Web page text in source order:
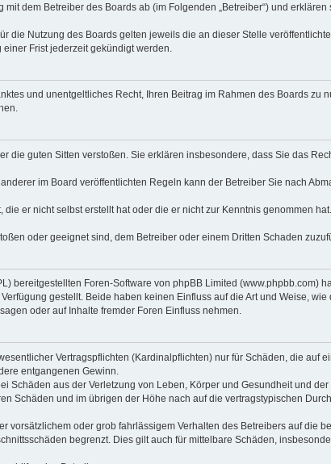
dem Betreiber des Boards ab (im Folgenden „Betreiber“) und erklären
die Nutzung des Boards gelten jeweils die an dieser Stelle
Frist jederzeit gekündigt werden.
und unentgeltliches Recht, Ihren Beitrag im Rahmen des Boards zu
guten Sitten verstoßen. Sie erklären insbesondere, dass Sie das
im Board veröffentlichten Regeln kann der Betreiber Sie nach
er nicht selbst erstellt hat oder die er nicht zur Kenntnis genommen
oder geeignet sind, dem Betreiber oder einem Dritten Schaden
bereitgestellten Foren-Software von phpBB Limited (www.phpbb.com)
gestellt. Beide haben keinen Einfluss auf die Art und Weise, wie
oder auf Inhalte fremder Foren Einfluss nehmen.
Vertragspflichten (Kardinalpflichten) nur für Schäden, die auf
entgangenen Gewinn.
aus der Verletzung von Leben, Körper und Gesundheit und der
Schäden und im übrigen der Höhe nach auf die vertragstypischen
oder grob fahrlässigem Verhalten des Betreibers auf die
begrenzt. Dies gilt auch für mittelbare Schäden,